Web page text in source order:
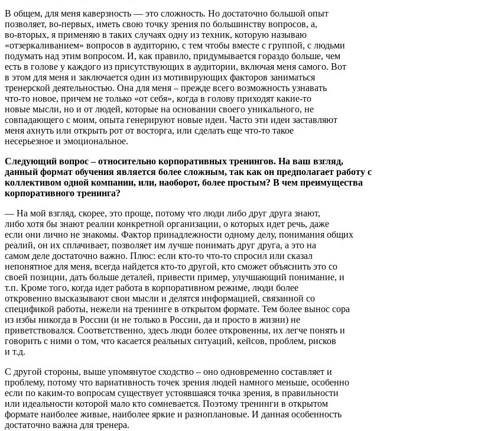
В общем, для меня каверзность — это сложность. Но достаточно большой опыт
позволяет, во-первых, иметь свою точку зрения по большинству вопросов, а,
во-вторых, я применяю в таких случаях одну из техник, которую называю
«отзеркаливанием» вопросов в аудиторию, с тем чтобы вместе с группой, с людьми
подумать над этим вопросом. И, как правило, придумывается гораздо больше, чем
есть в голове у каждого из присутствующих в аудитории, включая меня самого. Вот
в этом для меня и заключается один из мотивирующих факторов заниматься
тренерской деятельностью. Она для меня – прежде всего возможность узнавать
что-то новое, причем не только «от себя», когда в голову приходят какие-то
новые мысли, но и от людей, которые на основании своего уникального, не
совпадающего с моим, опыта генерируют новые идеи. Часто эти идеи заставляют
меня ахнуть или открыть рот от восторга, или сделать еще что-то такое
несерьезное и эмоциональное.
Следующий вопрос – относительно корпоративных тренингов. На ваш взгляд,
данный формат обучения является более сложным, так как он предполагает работу с
коллективом одной компании, или, наоборот, более простым? В чем преимущества
корпоративного тренинга?
— На мой взгляд, скорее, это проще, потому что люди либо друг друга знают,
либо хотя бы знают реалии конкретной организации, о которых идет речь, даже
если они лично не знакомы. Фактор принадлежности одному делу, понимания общих
реалий, он их сплачивает, позволяет им лучше понимать друг друга, а это на
самом деле достаточно важно. Плюс: если кто-то что-то спросил или сказал
непонятное для меня, всегда найдется кто-то другой, кто сможет объяснить это со
своей позиции, дать больше деталей, привести пример, улучшающий понимание, и
т.п. Кроме того, когда идет работа в корпоративном режиме, люди более
откровенно высказывают свои мысли и делятся информацией, связанной со
спецификой работы, нежели на тренинге в открытом формате. Тем более вынос сора
из избы никогда в России (и не только в России, да и просто в жизни) не
приветствовался. Соответственно, здесь люди более откровенны, их легче понять и
говорить с ними о том, что касается реальных ситуаций, кейсов, проблем, рисков
и т.д.
С другой стороны, выше упомянутое сходство – оно одновременно составляет и
проблему, потому что вариативность точек зрения людей намного меньше, особенно
если по каким-то вопросам существует устоявшаяся точка зрения, в правильности
или идеальности которой мало кто сомневается. Поэтому тренинги в открытом
формате наиболее живые, наиболее яркие и разноплановые. И данная особенность
достаточно важна для тренера.